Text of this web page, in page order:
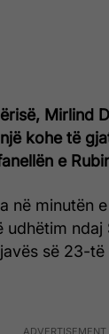
Mirlind
kohe të
e
në minutën
udhëtim
së 23-